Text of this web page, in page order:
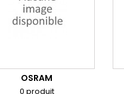
OSRAM
0 produit